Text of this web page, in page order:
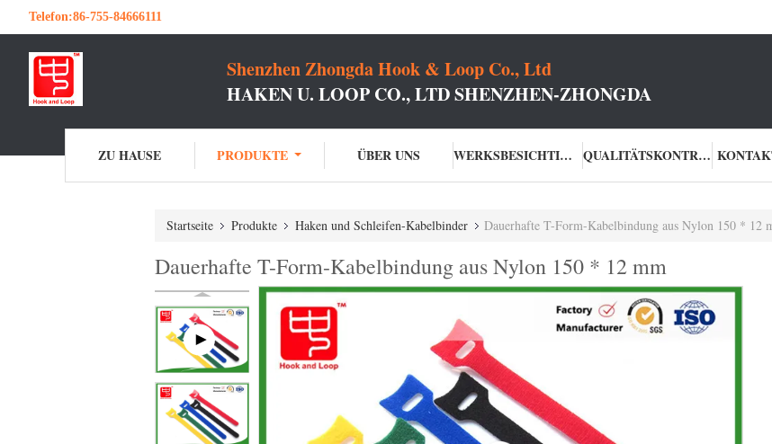
Telefon:86-755-84666111
Shenzhen Zhongda Hook & Loop Co., Ltd
HAKEN U. LOOP CO., LTD SHENZHEN-ZHONGDA
ZU HAUSE PRODUKTE ÜBER UNS WERKSBESICHTIGUNG QUALITÄTSKONTROLLE
Startseite Produkte Haken und Schleifen-Kabelbinder Dauerhafte T-Form-Kabelbindung aus Nylon 150 * 12
Dauerhafte T-Form-Kabelbindung aus Nylon 150 * 12 mm